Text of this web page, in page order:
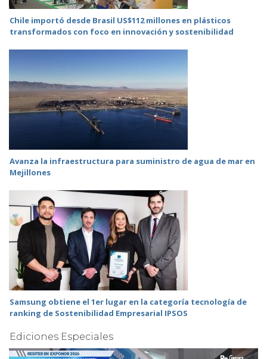
Chile importó desde Brasil US$112 millones en plásticos
transformados con foco en innovación y sostenibilidad
Avanza la infraestructura para suministro de agua de mar en
Mejillones
Samsung obtiene el 1er lugar en la categoría tecnología de
ranking de Sostenibilidad Empresarial IPSOS
Ediciones Especiales